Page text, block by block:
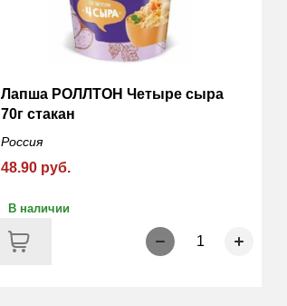
Лапша РОЛЛТОН Четыре сыра
70г стакан
Россия
48.90 руб.
В наличии
1